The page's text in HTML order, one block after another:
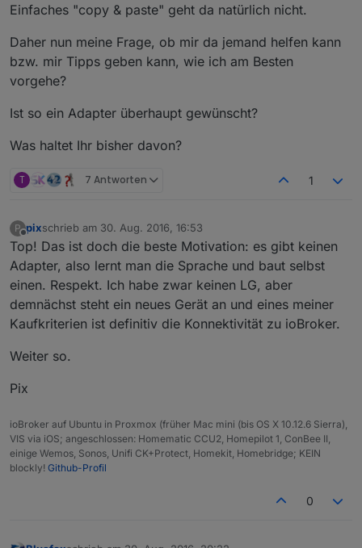
Einfaches "copy & paste" geht da natürlich nicht.
Daher nun meine Frage, ob mir da jemand helfen kann
bzw. mir Tipps geben kann, wie ich am Besten
vorgehe?
Ist so ein Adapter überhaupt gewünscht?
Was haltet Ihr bisher davon?
T 7 Antworten 1
P
Offline
pixschrieb am 30. Aug. 2016, 16:53
zuletzt editiert von
Top! Das ist doch die beste Motivation: es gibt keinen
Adapter, also lernt man die Sprache und baut selbst
einen. Respekt. Ich habe zwar keinen LG, aber
demnächst steht ein neues Gerät an und eines meiner
Kaufkriterien ist definitiv die Konnektivität zu ioBroker.
Weiter so.
Pix
ioBroker auf Ubuntu in Proxmox (früher Mac mini (bis OS X 10.12.6 Sierra),
VIS via iOS; angeschlossen: Homematic CCU2, Homepilot 1, ConBee II,
einige Wemos, Sonos, Unifi CK+Protect, Homekit, Homebridge; KEIN
blockly! Github-Profil
0